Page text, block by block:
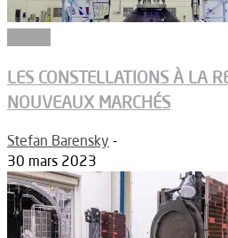
LES CONSTELLATIONS À LA
NOUVEAUX MARCHÉS
Stefan Barensky -
30 mars 2023